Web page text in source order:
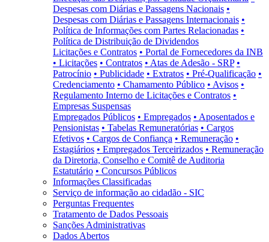
Despesas com Diárias e Passagens Nacionais •
Despesas com Diárias e Passagens Internacionais •
Política de Informações com Partes Relacionadas •
Política de Distribuição de Dividendos
Licitações e Contratos • Portal de Fornecedores da INB
• Licitações • Contratos • Atas de Adesão - SRP •
Patrocínio • Publicidade • Extratos • Pré-Qualificação •
Credenciamento • Chamamento Público • Avisos •
Regulamento Interno de Licitações e Contratos •
Empresas Suspensas
Empregados Públicos • Empregados • Aposentados e
Pensionistas • Tabelas Remuneratórias • Cargos
Efetivos • Cargos de Confiança • Remuneração •
Estagiários • Empregados Terceirizados • Remuneração
da Diretoria, Conselho e Comitê de Auditoria
Estatutário • Concursos Públicos
Informações Classificadas
Serviço de informação ao cidadão - SIC
Perguntas Frequentes
Tratamento de Dados Pessoais
Sanções Administrativas
Dados Abertos